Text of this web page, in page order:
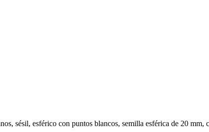
sésil, esférico con puntos blancos, semilla esférica de 20 mm,